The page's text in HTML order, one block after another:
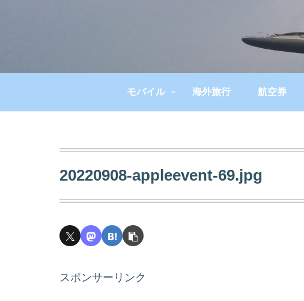
モバイル 海外旅行 航空券
20220908-appleevent-69.jpg
スポンサーリンク